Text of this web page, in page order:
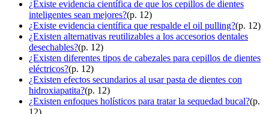
¿Existe evidencia científica de que los cepillos de dientes
inteligentes sean mejores?(p. 12)
¿Existe evidencia científica que respalde el oil pulling?(p. 12)
¿Existen alternativas reutilizables a los accesorios dentales
desechables?(p. 12)
¿Existen diferentes tipos de cabezales para cepillos de dientes
eléctricos?(p. 12)
¿Existen efectos secundarios al usar pasta de dientes con
hidroxiapatita?(p. 12)
¿Existen enfoques holísticos para tratar la sequedad bucal?(p.